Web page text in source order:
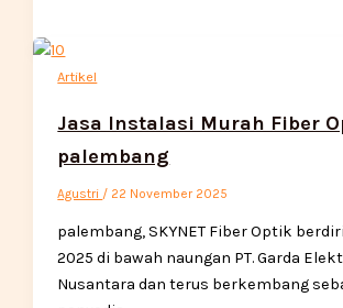
Artikel
Jasa Instalasi Murah Fiber
palembang
Agustri / 22 November 2025
palembang, SKYNET Fiber Optik
2025 di bawah naungan PT. Garda
Nusantara dan terus berkembang